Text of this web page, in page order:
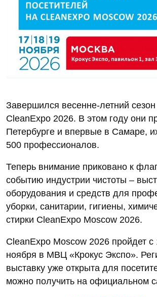
Завершился весенне-летний
CleanExpo 2026. В этом году они
Петербурге и впервые в Самаре,
500 профессионалов.
Теперь внимание приковано к
событию индустрии чистоты –
оборудования и средств для
уборки, санитарии, гигиены,
стирки CleanExpo Moscow 2026.
CleanExpo Moscow 2026 пройдет с
ноября в МВЦ «Крокус Экспо».
выставку уже открыта для
можно получить на официальном